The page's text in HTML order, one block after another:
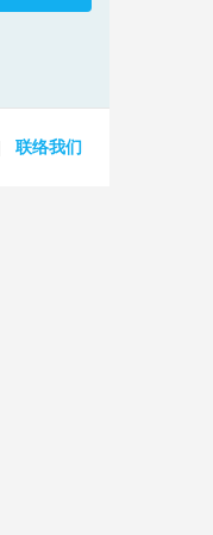
联络我们